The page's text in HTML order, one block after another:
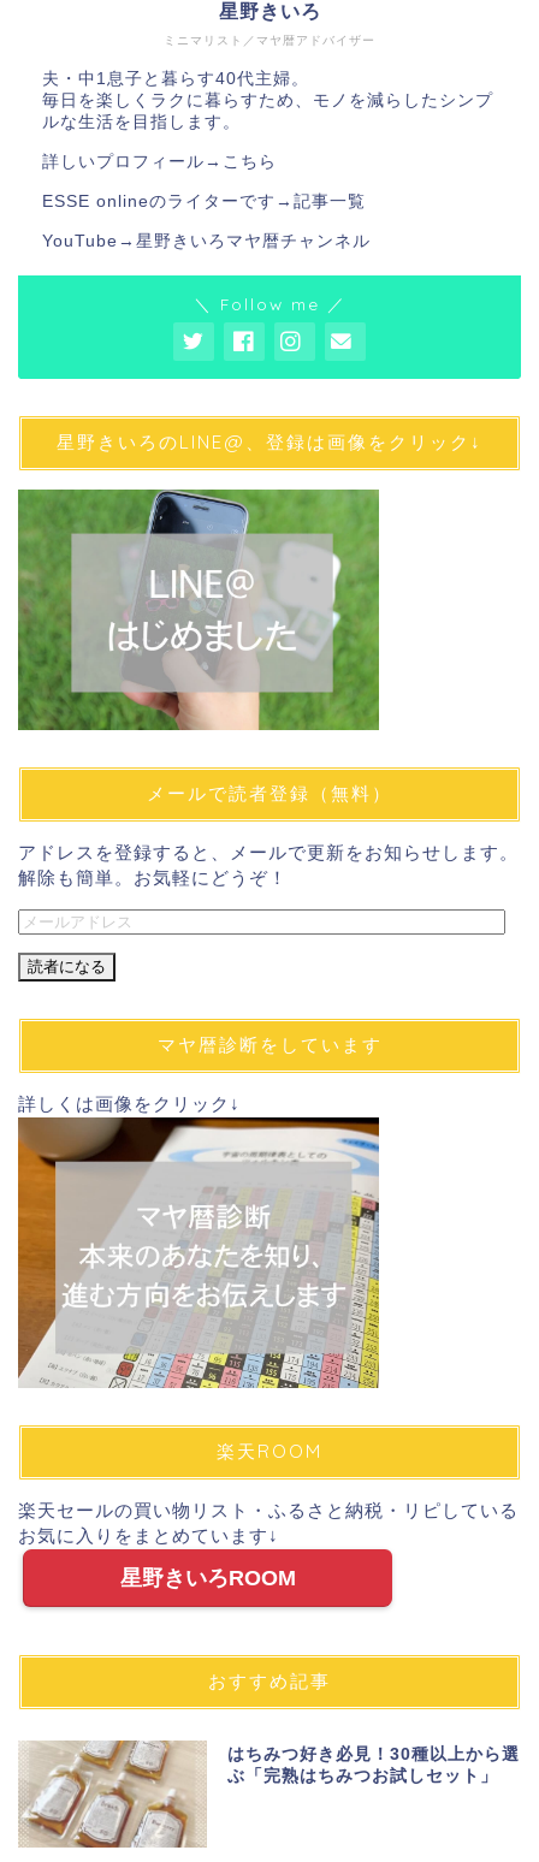
ミニマリスト／マヤ暦アドバイザー
星野きいろ
夫・中1息子と暮らす40代主婦。
毎日を楽しくラクに暮らすため、モノを減らしたシンプ
ルな生活を目指します。
詳しいプロフィール→ こちら
ESSE onlineのライターです→ 記事一覧
YouTube→ 星野きいろマヤ暦チャンネル
＼ Follow me ／
星野きいろのLINE@、登録は画像をクリック↓
メールで読者登録（無料）
アドレスを登録すると、メールで更新をお知らせします。
解除も簡単。お気軽にどうぞ！
メ
ル
ド
ス
マヤ暦診断をしています
詳しくは画像をクリック↓
楽天ROOM
楽天セールの買い物リスト・ふるさと納税・リピしている
お気に入りをまとめています↓
星野きいろROOM
おすすめ記事
はちみつ好き必見！30種以上から選
ぶ「完熟はちみつお試しセット」